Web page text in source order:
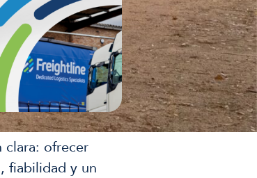
clara: ofrecer
fiabilidad y un